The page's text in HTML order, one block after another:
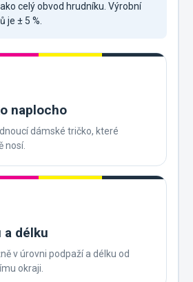
celý obvod hrudníku. Výrobní
je ± 5 %.
naplocho
dámské tričko, které
nosí.
a délku
v úrovni podpaží a délku od
okraji.